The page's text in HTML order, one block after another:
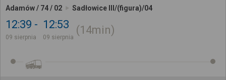
Adamów / 74 / 02 Sadłowice III/(figura)/04
12:39
09 sierpnia
12:53
09 sierpnia
14min